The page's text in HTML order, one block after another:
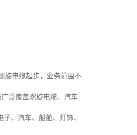
旋电缆起步，业务范围不
泛覆盖螺旋电缆、汽车
、汽车、船舶、灯饰、